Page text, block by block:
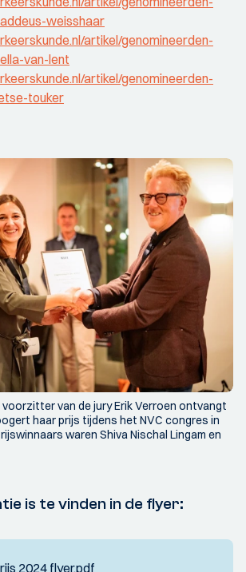
weisshaar
artikel/genomineerden-
van-lent
artikel/genomineerden-
touker
voorzitter van de jury Erik Verroen ontvangt
haar prijs tijdens het NVC congres in
waren Shiva Nischal Lingam en
is te vinden in de flyer:
2024 flyer.pdf